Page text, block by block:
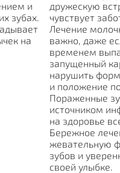
и
зубах.
на
дружескую
чувствует
Лечение
важно, даже
временем
запущенный
нарушить
и положение
Пораженные
источником
на здоровье
Бережное
жевательную
зубов и
своей улыбке.